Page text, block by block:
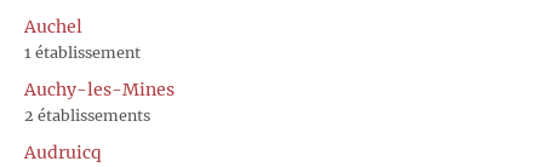
Auchel
1 établissement
Auchy-les-Mines
2 établissements
Audruicq